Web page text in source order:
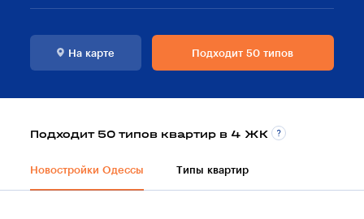
На карте Подходит 50 типов
Подходит 50 типов квартир в 4 ЖК
Новостройки Одессы Типы квартир